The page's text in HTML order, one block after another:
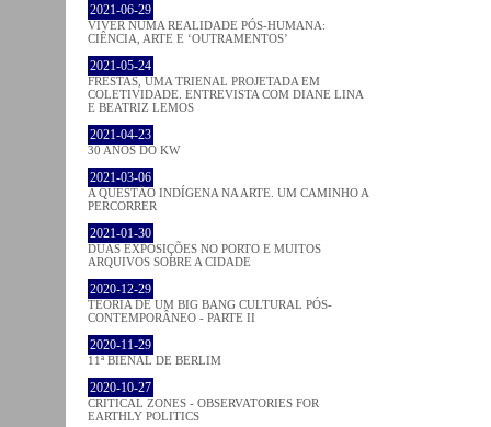
2021-06-29
VIVER NUMA REALIDADE PÓS-HUMANA:
CIÊNCIA, ARTE E ‘OUTRAMENTOS’
2021-05-24
FRESTAS, UMA TRIENAL PROJETADA EM
COLETIVIDADE. ENTREVISTA COM DIANE LINA
E BEATRIZ LEMOS
2021-04-23
30 ANOS DO KW
2021-03-06
A QUESTÃO INDÍGENA NA ARTE. UM CAMINHO A
PERCORRER
2021-01-30
DUAS EXPOSIÇÕES NO PORTO E MUITOS
ARQUIVOS SOBRE A CIDADE
2020-12-29
TEORIA DE UM BIG BANG CULTURAL PÓS-
CONTEMPORÂNEO - PARTE II
2020-11-29
11ª BIENAL DE BERLIM
2020-10-27
CRITICAL ZONES - OBSERVATORIES FOR
EARTHLY POLITICS